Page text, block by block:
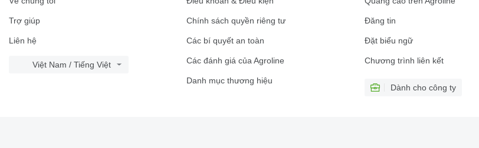
Trợ giúp
Liên hệ
Việt Nam / Tiếng Việt
Chính sách quyền riêng tư
Các bí quyết an toàn
Các đánh giá của Agroline
Danh mục thương hiệu
Đăng tin
Đặt biểu ngữ
Chương trình liên kết
Dành cho công ty